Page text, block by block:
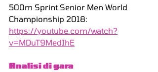
500m Sprint Senior Men World
Championship 2018:
https://youtube.com/watch?
v=MDuT9MedIhE
Analisi di gara